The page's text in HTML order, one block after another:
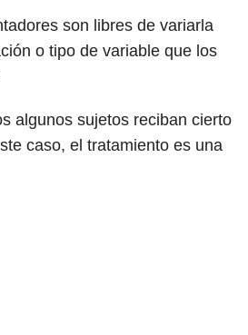
son libres de variarla
o tipo de variable que los
algunos sujetos reciban cierto
caso, el tratamiento es una